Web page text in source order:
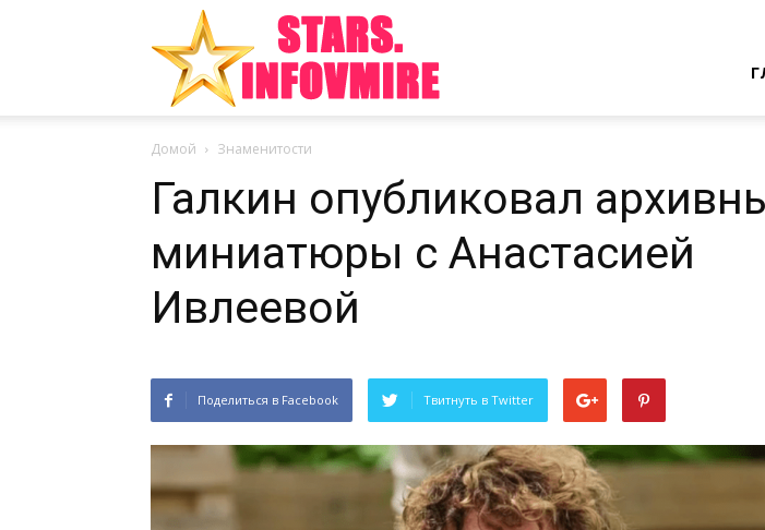
мира
Шоу-
Домой Знаменитости
Галкин опубликовал
миниатюры с Анастасией
Ивлеевой
Поделиться в Facebook Твитнуть в Twitter